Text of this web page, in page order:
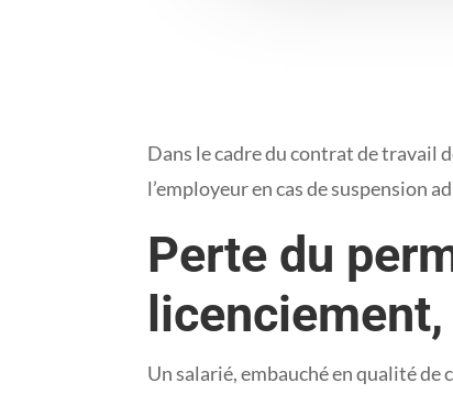
Dans le cadre du contrat de travail
l’employeur en cas de suspension
Perte du
licenciement,
Un salarié, embauché en qualité de